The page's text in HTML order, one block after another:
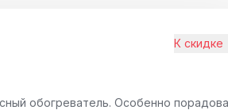
К скидке
обогреватель. Особенно